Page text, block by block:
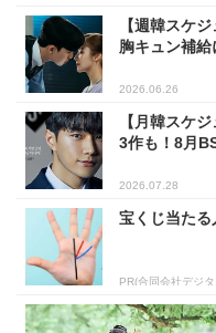
【週韓スケ
胸キュン補
2026.06.26
【月韓スケ
3作も！8月
2026.07.28
宝くじ当た
PR(合同会社デジ